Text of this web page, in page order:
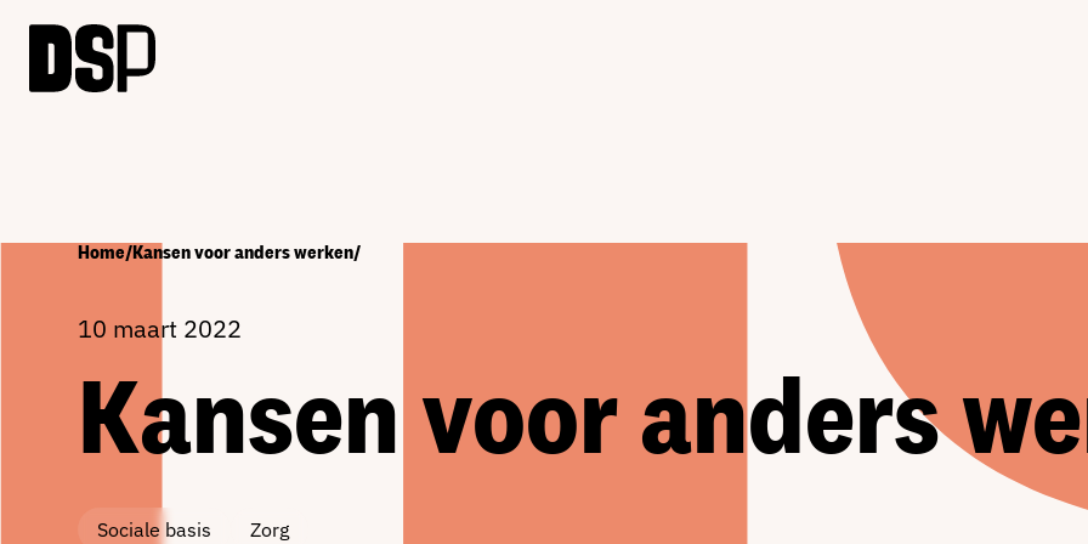
Home/Kansen voor anders werken/
10 maart 2022
Kansen voor anders
Sociale basis Zorg